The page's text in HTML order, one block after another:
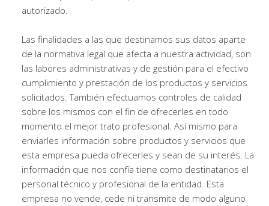
autorizado.
Las finalidades a las que destinamos sus datos aparte
de la normativa legal que afecta a nuestra actividad, son
las labores administrativas y de gestión para el efectivo
cumplimiento y prestación de los productos y servicios
solicitados. También efectuamos controles de calidad
sobre los mismos con el fin de ofrecerles en todo
momento el mejor trato profesional. Así mismo para
enviarles información sobre productos y servicios que
esta empresa pueda ofrecerles y sean de su interés. La
información que nos confía tiene como destinatarios el
personal técnico y profesional de la entidad. Esta
empresa no vende, cede ni transmite de modo alguno